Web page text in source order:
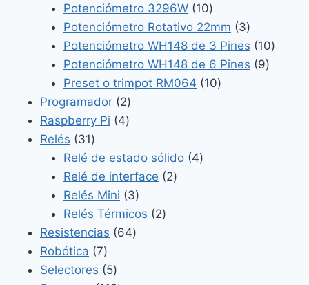
productos
Potenciómetro 3296W 1010
productos
Potenciómetro Rotativo 22mm 33
productos
Potenciómetro WH148 de 3 Pines 1010
Potenciómetro WH148 de 6 Pines 99
Preset o trimpot RM064 1010
Programador 22
productos
Raspberry Pi 44
Relés 3131
productos
Relé de estado sólido 44
Relé de interface 22
Relés Mini 33
productos
Relés Térmicos 22
Resistencias 6464
Robótica 77
productos
Selectores 55